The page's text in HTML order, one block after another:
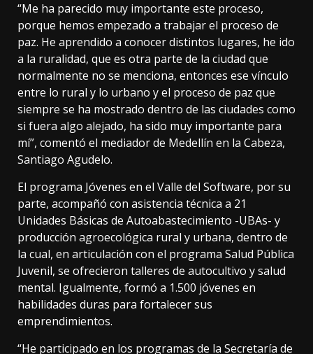
“Me ha parecido muy importante este proceso,
porque hemos empezado a trabajar el proceso de
paz. He aprendido a conocer distintos lugares, he ido
a la ruralidad, que es otra parte de la ciudad que
normalmente no se menciona, entonces ese vínculo
entre lo rural y lo urbano y el proceso de paz que
siempre se ha mostrado dentro de las ciudades como
si fuera algo alejado, ha sido muy importante para
mí”, comentó el mediador de Medellín en la Cabeza,
Santiago Agudelo.
El programa Jóvenes en el Valle del Software, por su
parte, acompañó con asistencia técnica a 21
Unidades Básicas de Autoabastecimiento -UBAs- y
producción agroecológica rural y urbana, dentro de
la cual, en articulación con el programa Salud Pública
Juvenil, se ofrecieron talleres de autocultivo y salud
mental. Igualmente, formó a 1.500 jóvenes en
habilidades duras para fortalecer sus
emprendimientos.
“He participado en los programas de la Secretaría de